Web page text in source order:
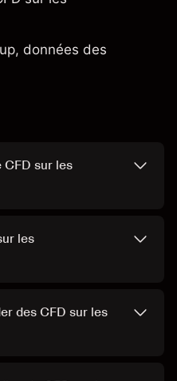
données des
CFD sur les
les
des CFD sur les